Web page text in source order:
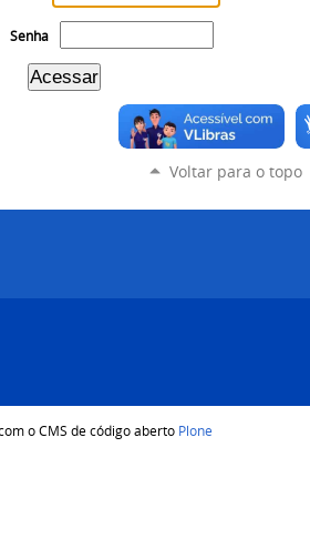
Senha
Voltar para o topo
o CMS de código aberto Plone